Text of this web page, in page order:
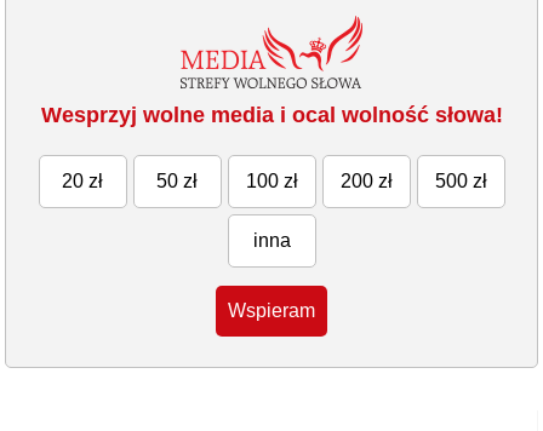
Wesprzyj wolne media i ocal wolność słowa!
20 zł 50 zł 100 zł 200 zł 500 zł
inna
Wspieram